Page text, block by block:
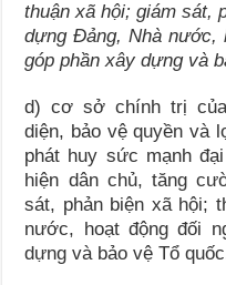
thuận xã hội; giám sát,
dựng Đảng, Nhà nước,
góp phần xây dựng và
d) cơ sở chính trị
diện, bảo vệ quyền và
phát huy sức mạnh
hiện dân chủ, tăng
sát, phản biện xã hội;
nước, hoạt động đối
dựng và bảo vệ Tổ